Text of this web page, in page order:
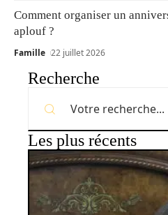
Comment organiser un
aplouf ?
Famille 22 juillet 2026
Recherche
Les plus récents